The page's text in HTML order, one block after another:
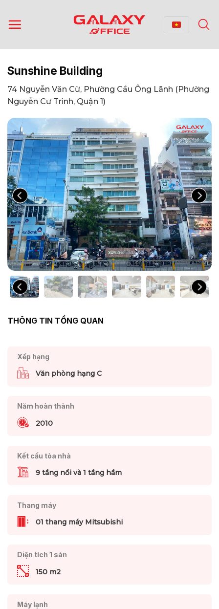
qua
nội
Sunshine Building
74 Nguyễn Văn Cừ, Phường Cầu Ông Lãnh (Phường
Nguyễn Cư Trinh, Quận 1)
THÔNG TIN TỔNG QUAN
Xếp hạng
Văn phòng hạng C
Năm hoàn thành
2010
Kết cấu tòa nhà
9 tầng nổi và 1 tầng hầm
Thang máy
01 thang máy Mitsubishi
Diện tích 1 sàn
150 m2
Máy lạnh